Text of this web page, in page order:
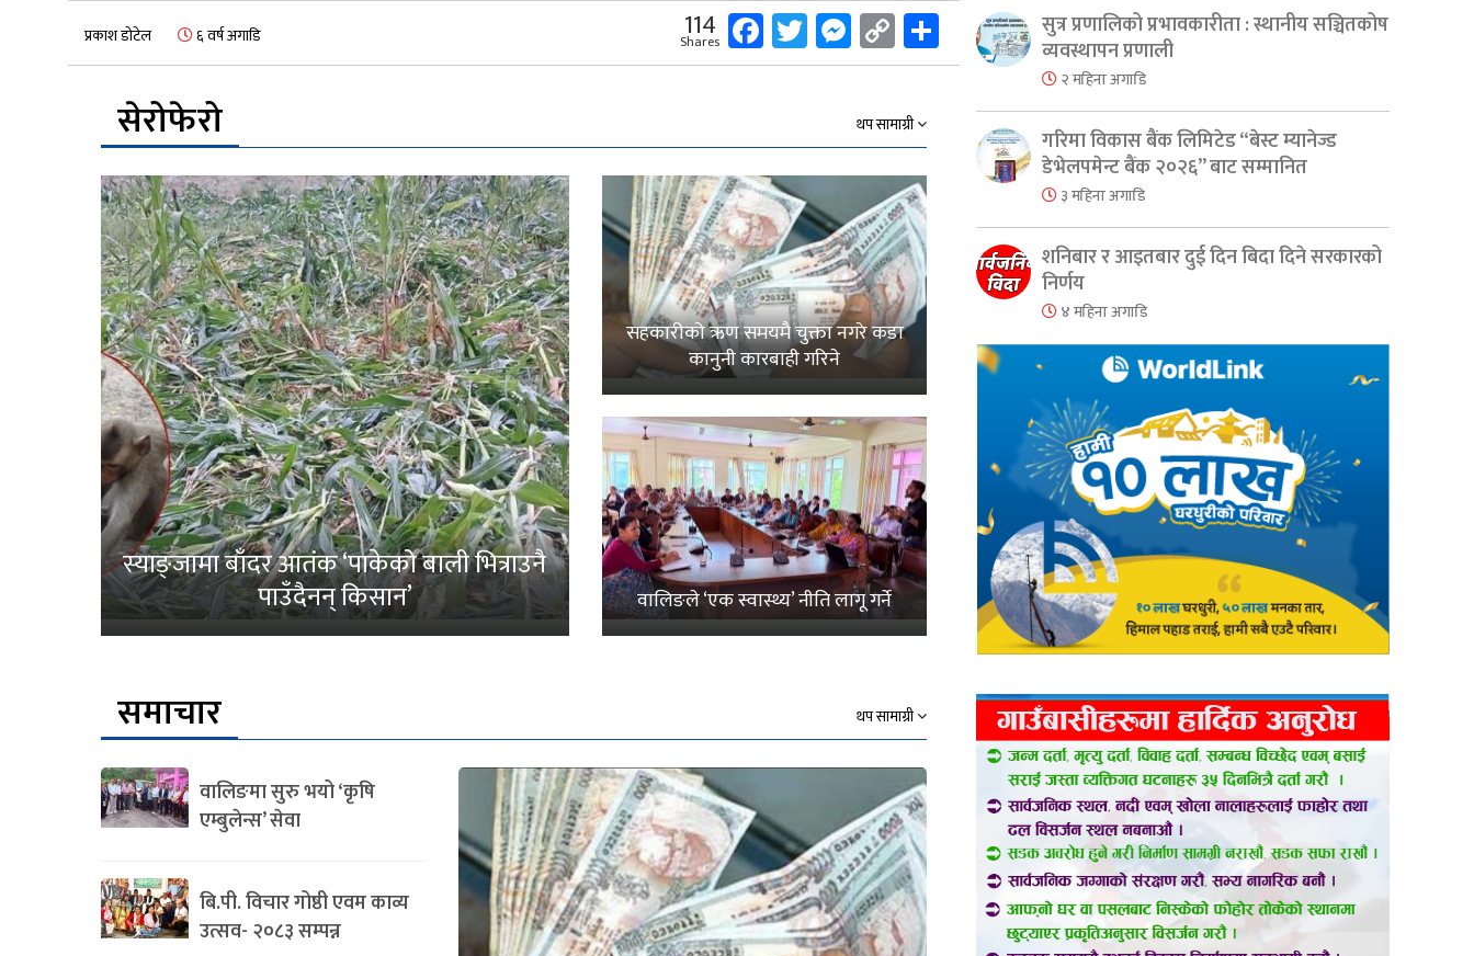
प्रकाश डोटेल ६ वर्ष अगाडि 114
Shares Facebook
Twitter
Messenger
Copy
Link
Share
सेरोफेरो
थप सामाग्री
स्याङ्जामा बाँदर आतंक ‘पाकेको बाली भित्राउनै
पाउँदैनन् किसान’
सहकारीको ऋण समयमै चुक्ता नगरे कडा
कानुनी कारबाही गरिने
वालिङले ‘एक स्वास्थ्य’ नीति लागू गर्ने
समाचार थप सामाग्री
वालिङमा सुरु भयो ‘कृषि
एम्बुलेन्स’ सेवा
बि.पी. विचार गोष्ठी एवम काव्य
उत्सव- २०८३ सम्पन्न
सुत्र प्रणालिको प्रभावकारीता : स्थानीय सञ्चितकोष
व्यवस्थापन प्रणाली
२ महिना अगाडि
गरिमा विकास बैंक लिमिटेड “बेस्ट म्यानेज्ड
डेभेलपमेन्ट बैंक २०२६” बाट सम्मानित
३ महिना अगाडि
शनिबार र आइतबार दुई दिन बिदा दिने सरकारको
निर्णय
४ महिना अगाडि